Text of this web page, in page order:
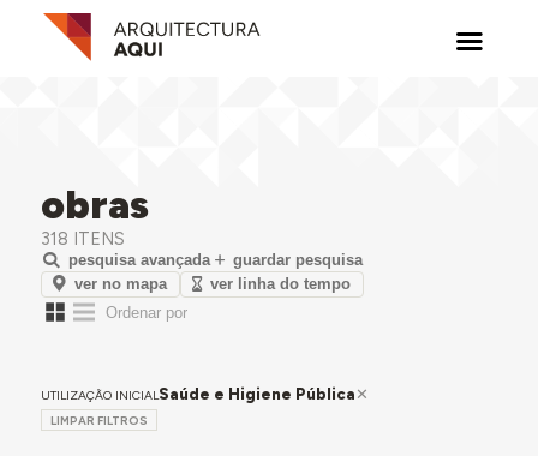
obras
318 ITENS
pesquisa avançada
guardar pesquisa
ver no mapa
ver linha do tempo
UTILIZAÇÃO INICIALSaúde e Higiene Pública
LIMPAR FILTROS